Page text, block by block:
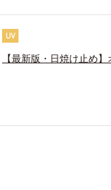
UV
【最新版・日焼け止め